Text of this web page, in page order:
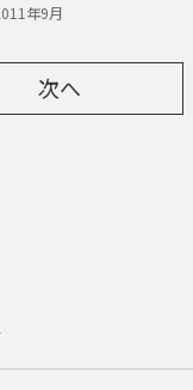
年9月
次へ